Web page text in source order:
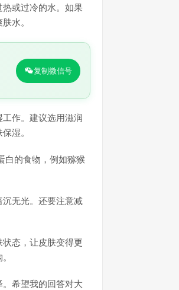
或过冷的水。如果
水。
复制微信号
作。建议选用滋润
湿。
白的食物，例如猕猴
无光。还要注意减
态，让皮肤变得更
希望我的回答对大